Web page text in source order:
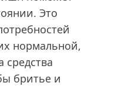
Это
нормальной,
бритье и